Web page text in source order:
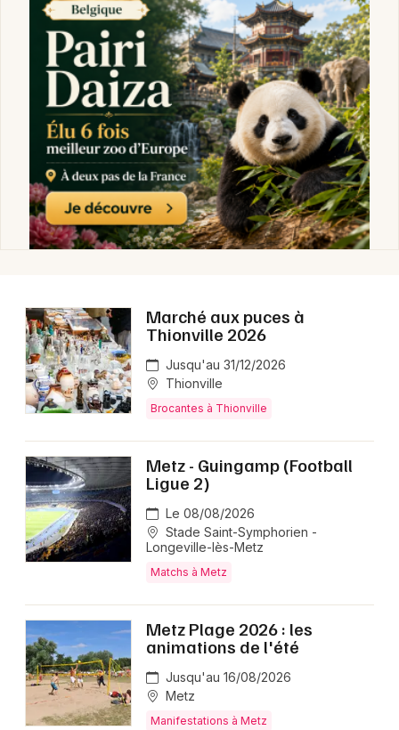
Marché aux puces à
Thionville 2026
Jusqu'au 31/12/2026
Thionville
Brocantes à Thionville
Metz - Guingamp (Football
Ligue 2)
Le 08/08/2026
Stade Saint-Symphorien -
Longeville-lès-Metz
Matchs à Metz
Metz Plage 2026 : les
animations de l'été
Jusqu'au 16/08/2026
Metz
Manifestations à Metz